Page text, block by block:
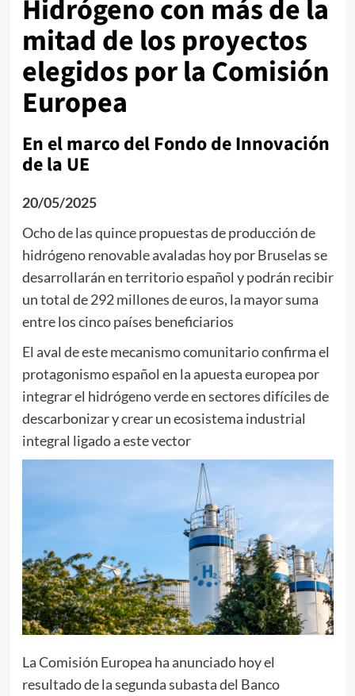
Hidrógeno con más de la
mitad de los proyectos
elegidos por la Comisión
Europea
En el marco del Fondo de Innovación
de la UE
20/05/2025
Ocho de las quince propuestas de producción de
hidrógeno renovable avaladas hoy por Bruselas se
desarrollarán en territorio español y podrán recibir
un total de 292 millones de euros, la mayor suma
entre los cinco países beneficiarios
El aval de este mecanismo comunitario confirma el
protagonismo español en la apuesta europea por
integrar el hidrógeno verde en sectores difíciles de
descarbonizar y crear un ecosistema industrial
integral ligado a este vector
La Comisión Europea ha anunciado hoy el
resultado de la segunda subasta del Banco